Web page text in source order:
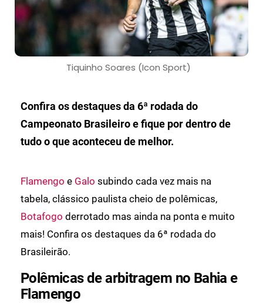
Tiquinho Soares (Icon Sport)
Confira os destaques da 6ª rodada do
Campeonato Brasileiro e fique por dentro de
tudo o que aconteceu de melhor.
Flamengo e Galo subindo cada vez mais na
tabela, clássico paulista cheio de polêmicas,
Botafogo derrotado mas ainda na ponta e muito
mais! Confira os destaques da 6ª rodada do
Brasileirão.
Polêmicas de arbitragem no Bahia e
Flamengo